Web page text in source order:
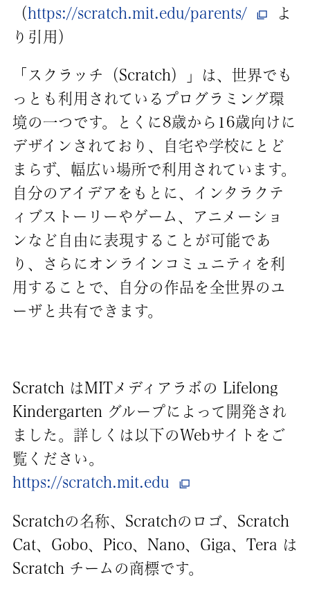
（ https://scratch.mit.edu/parents/
よ
り引用）
「スクラッチ（Scratch）」は、世界でも
っとも利用されているプログラミング環
境の一つです。とくに8歳から16歳向けに
デザインされており、自宅や学校にとど
まらず、幅広い場所で利用されています。
自分のアイデアをもとに、インタラクテ
ィブストーリーやゲーム、アニメーショ
ンなど自由に表現することが可能であ
り、さらにオンラインコミュニティを利
用することで、自分の作品を全世界のユ
ーザと共有できます。
Scratch はMITメディアラボの Lifelong
Kindergarten グループによって開発され
ました。詳しくは以下のWebサイトをご
覧ください。
https://scratch.mit.edu
Scratchの名称、Scratchのロゴ、Scratch
Cat、Gobo、Pico、Nano、Giga、Tera は
Scratch チームの商標です。